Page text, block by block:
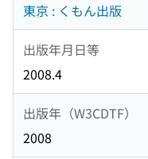
東京 : くもん出版
出版年月日等
2008.4
出版年（W3CDTF）
2008